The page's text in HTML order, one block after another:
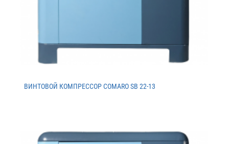
ВИНТОВОЙ КОМПРЕССОР COMARO SB 22-13